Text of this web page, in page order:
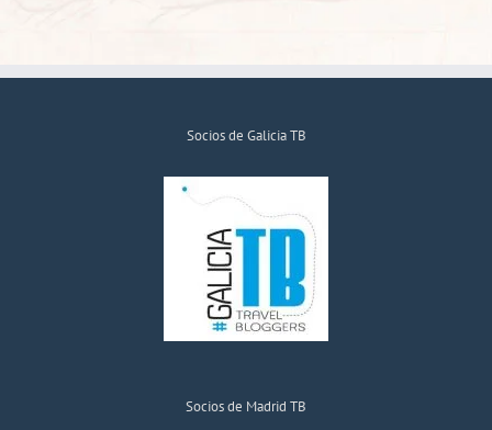
Socios de Galicia TB
Socios de Madrid TB